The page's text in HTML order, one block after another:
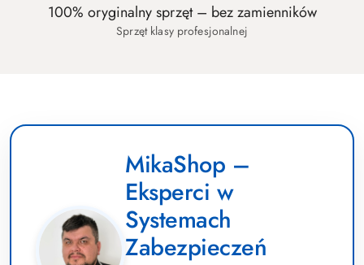
100% oryginalny sprzęt – bez zamienników
Sprzęt klasy profesjonalnej
MikaShop –
Eksperci w
Systemach
Zabezpieczeń